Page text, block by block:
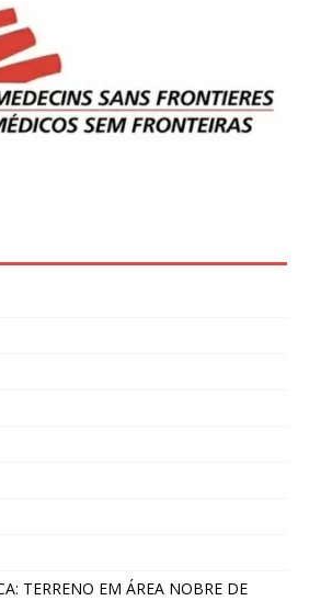
TERRENO EM ÁREA NOBRE DE